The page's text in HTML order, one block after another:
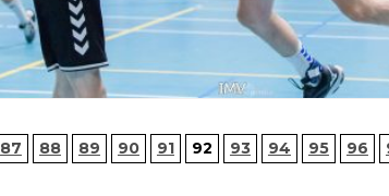
87 88 89 90 91 92 93 94 95 96